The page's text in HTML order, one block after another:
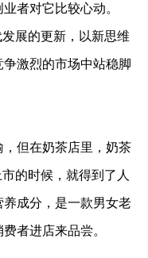
者对它比较心动。
展的更新，以新思维
激烈的市场中站稳脚
但在奶茶店里，奶茶
的时候，就得到了人
成分，是一款男女老
者进店来品尝。